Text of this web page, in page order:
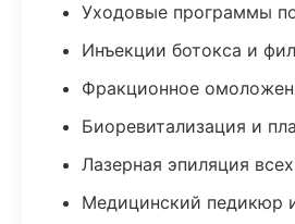
Уходовые программы
Инъекции ботокса и
Фракционное
Биоревитализация и
Лазерная эпиляция
Медицинский педикюр